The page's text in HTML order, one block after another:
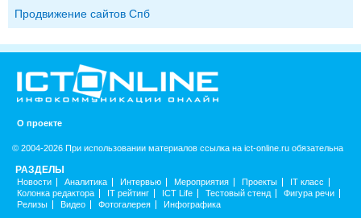
Продвижение сайтов Спб
О проекте
© 2004-2026 При использовании материалов ссылка на ict-online.ru обязательна
РАЗДЕЛЫ
Новости Аналитика Интервью Мероприятия Проекты
IT класс
Колонка редактора
IT рейтинг ICT Life Тестовый стенд
Фигура речи
Релизы
Видео Фотогалерея Инфографика